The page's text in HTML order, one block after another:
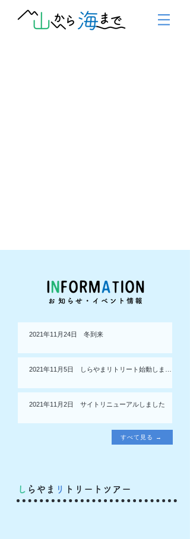
2021年11月24日 冬到来
2021年11月5日 しらやまリトリート始動しま
2021年11月2日 サイトリニューアルしました
すべて見る →
​し らやま リ トリートツアー